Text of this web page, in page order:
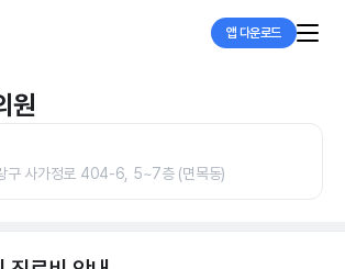
앱 다운로드
원
구 사가정로 404-6, 5~7층 (면목동)